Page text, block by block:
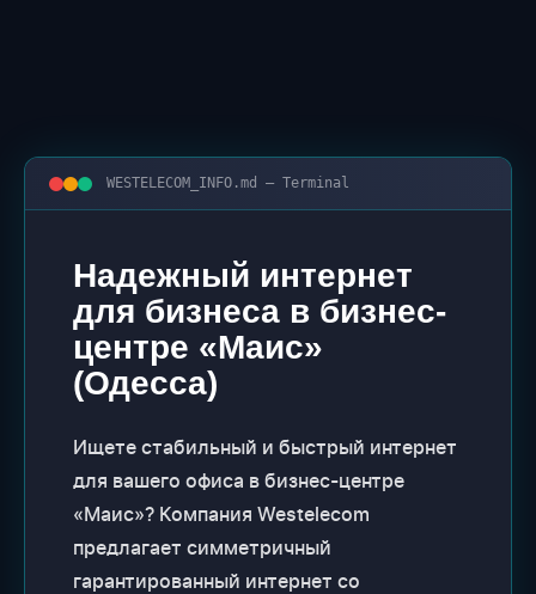
WESTELECOM_INFO.md — Terminal
Надежный интернет
для бизнеса в бизнес-
центре «Маис»
(Одесса)
Ищете стабильный и быстрый интернет
для вашего офиса в бизнес-центре
«Маис»? Компания Westelecom
предлагает симметричный
гарантированный интернет со